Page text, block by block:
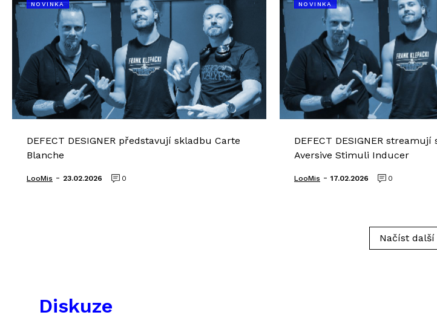
NOVINKA
DEFECT DESIGNER představují skladbu Carte
Blanche
LooMis - 23.02.2026 0
NOVINKA
DEFECT DESIGNER
Aversive Stimuli Inducer
LooMis - 17.02.2026 0
Načíst další
Diskuze